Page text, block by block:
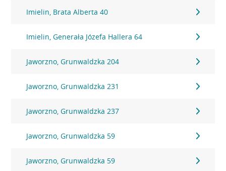
Imielin, Brata Alberta 40
Imielin, Generała Józefa Hallera 64
Jaworzno, Grunwaldzka 204
Jaworzno, Grunwaldzka 231
Jaworzno, Grunwaldzka 237
Jaworzno, Grunwaldzka 59
Jaworzno, Grunwaldzka 59